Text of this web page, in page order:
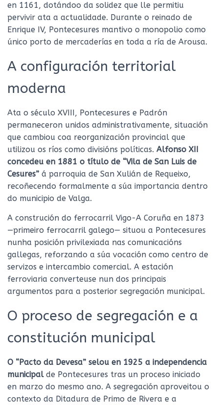
en 1161, dotándoo da solidez que lle permitiu
pervivir ata a actualidade. Durante o reinado de
Enrique IV, Pontecesures mantivo o monopolio como
único porto de mercaderías en toda a ría de Arousa.
A configuración territorial
moderna
Ata o século XVIII, Pontecesures e Padrón
permaneceron unidos administrativamente, situación
que cambiou coa reorganización provincial que
utilizou os ríos como divisións políticas. Alfonso XII
concedeu en 1881 o título de “Vila de San Luis de
Cesures” á parroquia de San Xulián de Requeixo,
recoñecendo formalmente a súa importancia dentro
do municipio de Valga.
A construción do ferrocarril Vigo-A Coruña en 1873
—primeiro ferrocarril galego— situou a Pontecesures
nunha posición privilexiada nas comunicacións
gallegas, reforzando a súa vocación como centro de
servizos e intercambio comercial. A estación
ferroviaria converteuse nun dos principais
argumentos para a posterior segregación municipal.
O proceso de segregación e a
constitución municipal
O “Pacto da Devesa” selou en 1925 a independencia
municipalde Pontecesures tras un proceso iniciado
en marzo do mesmo ano. A segregación aproveitou o
contexto da Ditadura de Primo de Rivera e a